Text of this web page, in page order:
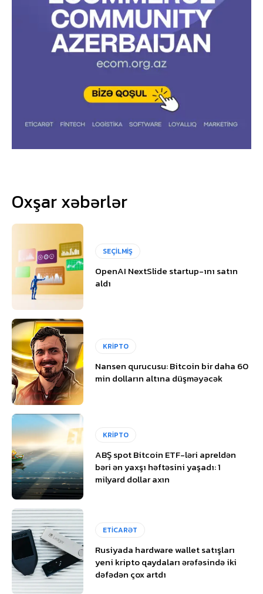
Oxşar xəbərlər
SEÇİLMİŞ
OpenAI NextSlide startup-ını satın
aldı
KRİPTO
Nansen qurucusu: Bitcoin bir daha 60
min dolların altına düşməyəcək
KRİPTO
ABŞ spot Bitcoin ETF-ləri apreldən
bəri ən yaxşı həftəsini yaşadı: 1
milyard dollar axın
ETİCARƏT
Rusiyada hardware wallet satışları
yeni kripto qaydaları ərəfəsində iki
dəfədən çox artdı